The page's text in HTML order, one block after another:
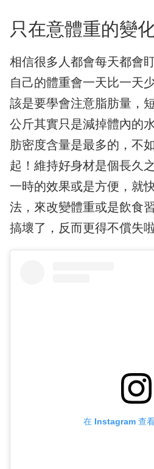
只在意體重的變
相信很多人都會每天都會
自己的體重會一天比一天
該是要學會注意脂肪量，
公斤其實只是減掉體內的
肪密度含量是最多的，不
起！維持好身材是個長久
一時的效果或是方便，就
法，來改變體重或是飲食
搞壞了，反而更得不償失
在 Instagram 查